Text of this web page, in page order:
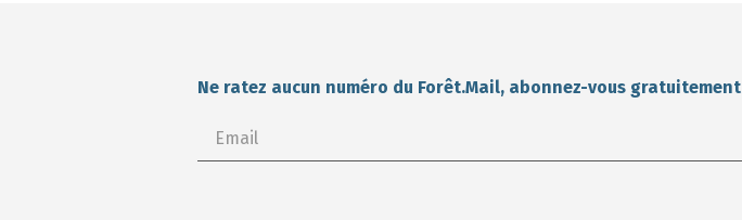
Ne ratez aucun numéro du Forêt.Mail, abonnez-vous gratuitement